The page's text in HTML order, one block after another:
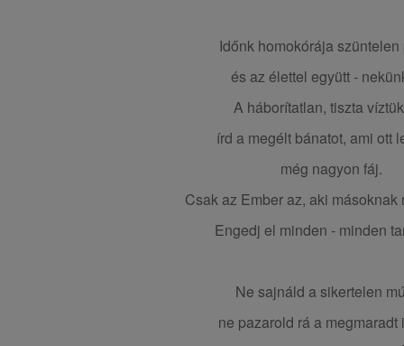
Időnk homokórája szüntelen
és az élettel együtt -
A háborítatlan, tiszta
írd a megélt bánatot, ami ott
még nagyon fáj.
Csak az Ember az, aki másoknak
Engedj el minden - minden
Ne sajnáld a sikertelen
ne pazarold rá a megmaradt